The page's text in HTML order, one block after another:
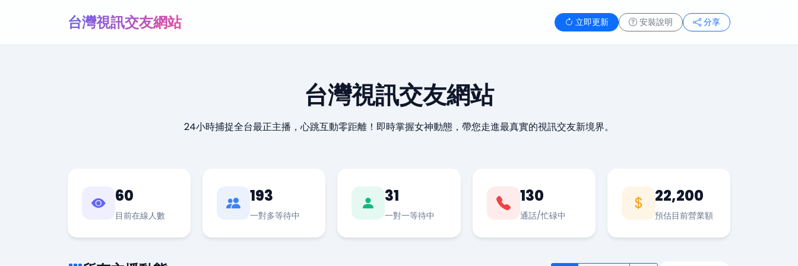
台灣視訊交友網站 立即更新 安裝說明 分享
台灣視訊交友網站
24小時捕捉全台最正主播，心跳互動零距離！即時掌握女神動態，帶您走進最真實的視訊交友新境界。
60
目前在線人數
193
一對多等待中
31
一對一等待中
130
通話/忙碌中
22,200
預估目前營業額